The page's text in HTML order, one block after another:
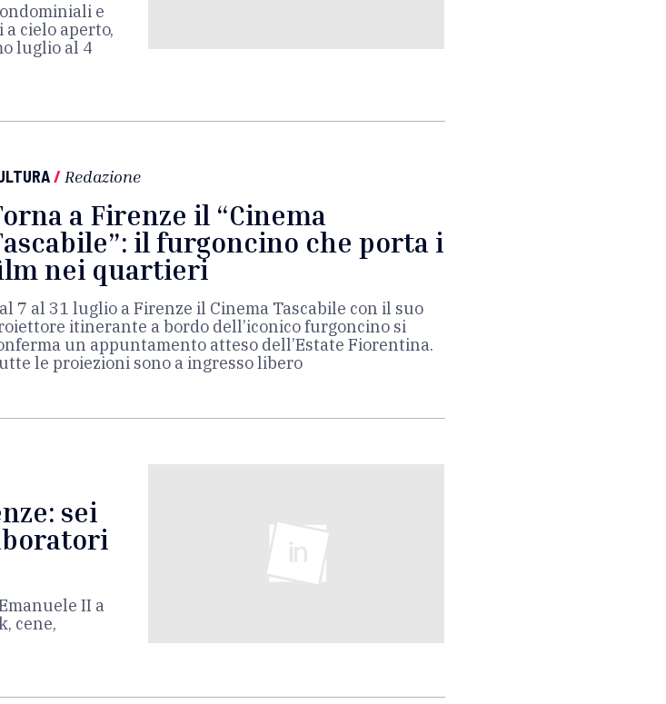
e
cielo aperto,
luglio al 4
/ Redazione
a Firenze il “Cinema
il furgoncino che porta i
nei quartieri
7 al 31 luglio a Firenze il Cinema Tascabile con il suo
itinerante a bordo dell’iconico furgoncino si
un appuntamento atteso dell’Estate Fiorentina.
le proiezioni sono a ingresso libero
sei
II a
cene,